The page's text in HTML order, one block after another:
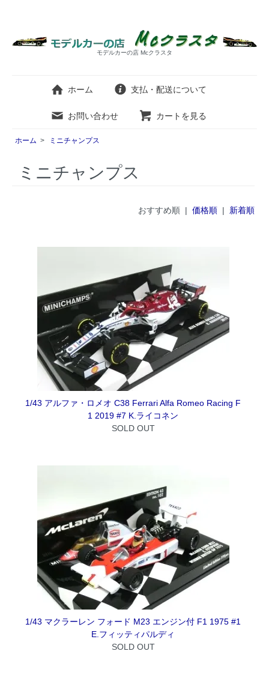
モデルカーの店 Mcクラスタ
ホーム 支払・配送について
お問い合わせ カートを見る
ホーム > ミニチャンプス
ミニチャンプス
おすすめ順 | 価格順| 新着順
1/43 アルファ・ロメオ C38 Ferrari Alfa Romeo Racing F
1 2019 #7 K.ライコネン
SOLD OUT
1/43 マクラーレン フォード M23 エンジン付 F1 1975 #1
E.フィッティパルディ
SOLD OUT